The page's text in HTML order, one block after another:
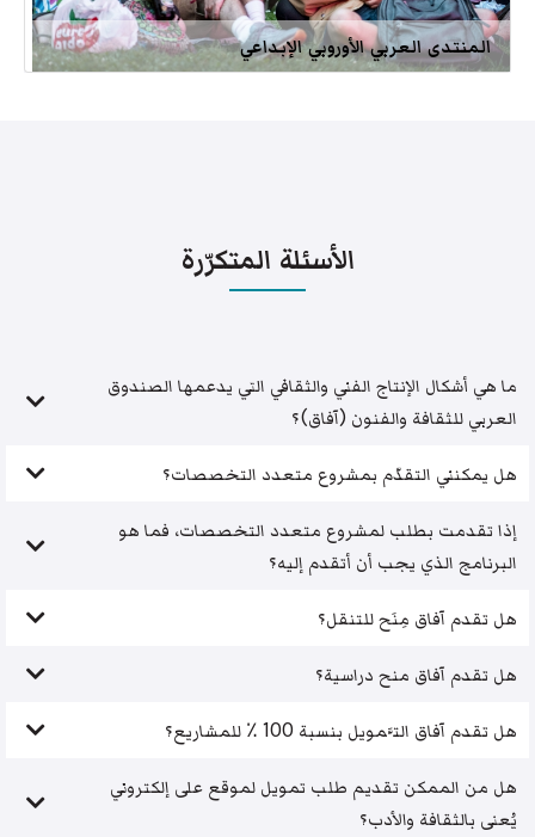
المنتدى العربي الأوروبي الإبداعي
الأسئلة المتكرّرة
ما هي أشكال الإنتاج الفني والثقافي التي يدعمها الصندوق
العربي للثقافة والفنون (آفاق)؟
هل يمكنني التقدّم بمشروع متعدد التخصصات؟
إذا تقدمت بطلب لمشروع متعدد التخصصات، فما هو
البرنامج الذي يجب أن أتقدم إليه؟
هل تقدم آفاق مِنَح للتنقل؟
هل تقدم آفاق منح دراسية؟
هل تقدم آفاق التَّمويل بنسبة 100 ٪ للمشاريع؟
هل من الممكن تقديم طلب تمويل لموقع على إلكتروني
يُعنى بالثقافة والأدب؟